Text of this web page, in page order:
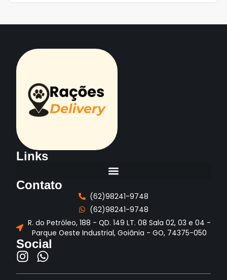
Links
Contato
(62)98241-9748
(62)98241-9748
R. do Petróleo, 188 - QD. 149 LT. 08 Sala 02, 03 e 04 -
Parque Oeste Industrial, Goiânia - GO, 74375-050
Social